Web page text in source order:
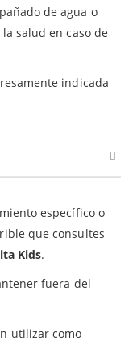
de agua o
salud en caso de
indicada
específico o
que consultes
Kids.
fuera del
utilizar como